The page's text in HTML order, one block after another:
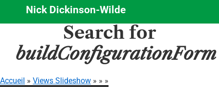
Aller
contenu
principal
Nick Dickinson-Wilde
Search for
buildConfigurationForm
Accueil Views Slideshow